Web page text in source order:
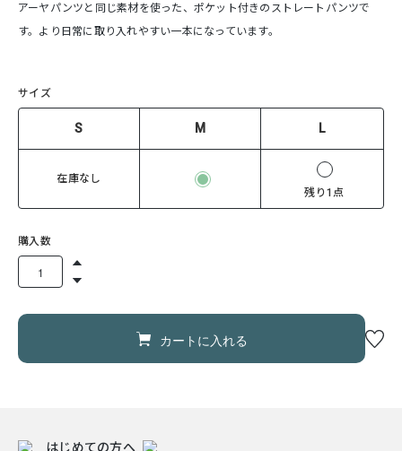
アーヤパンツと同じ素材を使った、ポケット付きのストレートパンツで
す。より日常に取り入れやすい一本になっています。
サイズ
S M L
在庫なし
残り1点
購入数
カートに入れる
はじめての方へ